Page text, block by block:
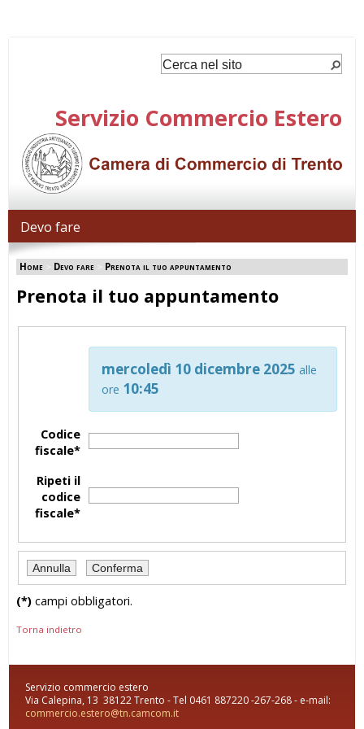
Servizio Commercio Estero
Devo fare
Home > Devo fare > Prenota il tuo appuntamento
Prenota il tuo appuntamento
mercoledì 10 dicembre 2025 alle
ore 10:45
Codice
fiscale*
Ripeti il
codice
fiscale*
(*)campi obbligatori.
Torna indietro
Servizio commercio estero
Via Calepina, 13 38122 Trento - Tel 0461 887220 -267-268 - e-mail:
commercio.estero@tn.camcom.it